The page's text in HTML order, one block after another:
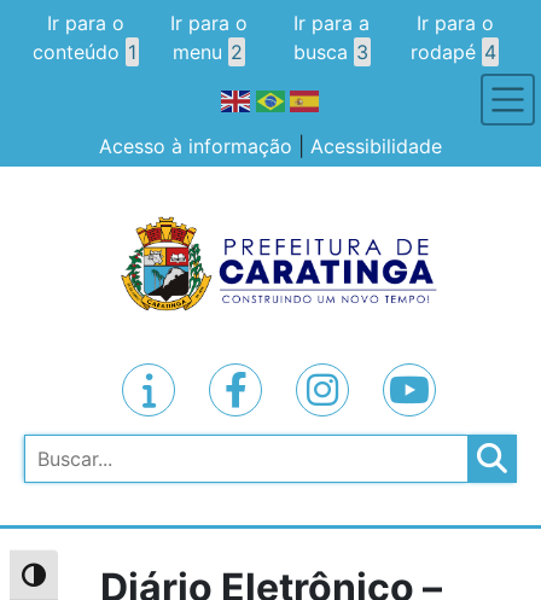
Alternar alto contraste
Ir para o
conteúdo 1
Ir para o
menu 2
Ir para a
busca 3
Ir para o
rodapé 4
Acesso à informação Acessibilidade
Pesquisar
Diário Eletrônico –